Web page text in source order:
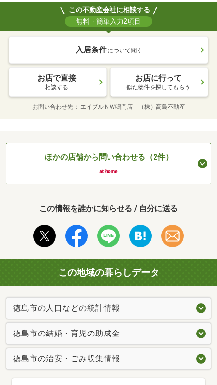
この不動産会社に相談する
無料・簡単入力2項目
入居条件 について聞く
お店で直接
相談する
お店に行って
似た物件を探してもらう
お問い合わせ先 エイブルＮＷ鳴門店 （株）高島不動産
ほかの店舗から問い合わせる（2件）
この情報を誰かに知らせる / 自分に送る
この地域の暮らしデータ
徳島市の人口などの統計情報
徳島市の結婚・育児の助成金
徳島市の治安・ごみ収集情報